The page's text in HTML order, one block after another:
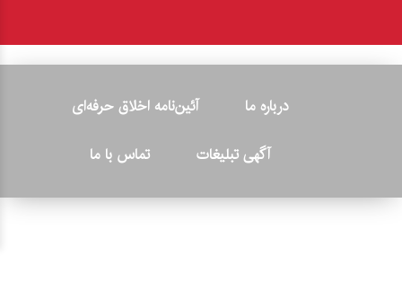
درباره ما
آئین‌نامه اخلاق حرفه‌ای
آگهی تبلیغات
تماس با ما